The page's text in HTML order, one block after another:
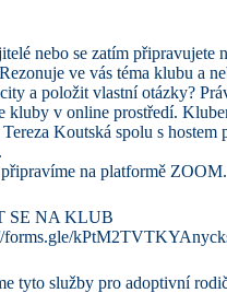
nebo se zatím připravujete
ve vás téma klubu a
a položit vlastní otázky?
kluby v online prostředí.
Koutská spolu s hostem
na platformě ZOOM.
SE NA KLUB
forms.gle/
tyto služby pro adoptivní